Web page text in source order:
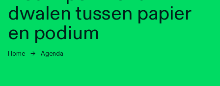
dwalen tussen papier
en podium
Home → Agenda
Nieuwsbrief
Over SLAA
Vacatures